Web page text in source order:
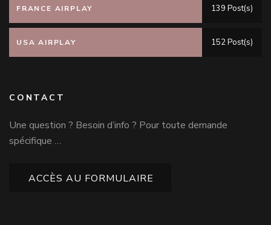
FRANCE AIRPLAY 139 Post(s)
USA AIRPLAY 152 Post(s)
CONTACT
Une question ? Besoin d’info ? Pour toute demande
spécifique …
ACCÈS AU FORMULAIRE